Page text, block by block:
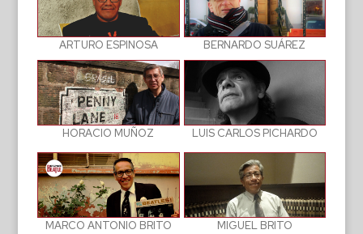
ARTURO ESPINOSA BERNARDO SUÁREZ
HORACIO MUÑOZ LUIS CARLOS PICHARDO
MARCO ANTONIO BRITO MIGUEL BRITO